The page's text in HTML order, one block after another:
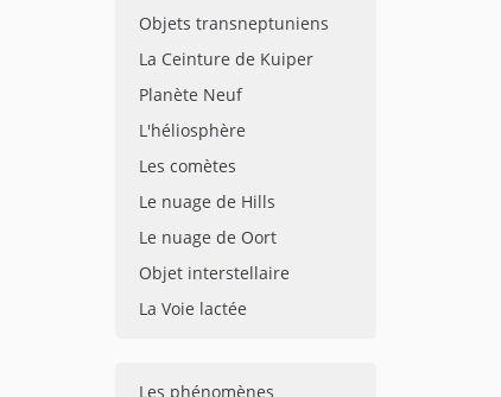
Objets transneptuniens
La Ceinture de Kuiper
Planète Neuf
L'héliosphère
Les comètes
Le nuage de Hills
Le nuage de Oort
Objet interstellaire
La Voie lactée
Les phénomènes